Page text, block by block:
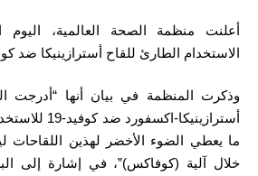
أعلنت منظمة الصحة العالمية، اليوم
الاستخدام الطارئ للقاح أسترازينيكا ضد
وذكرت المنظمة في بيان أنها “أدرجت
أسترازينيكا-
ما يعطي الضوء الأخضر لهذين اللقاحات
خلال آلية (كوفاكس)”، في إشارة إلى